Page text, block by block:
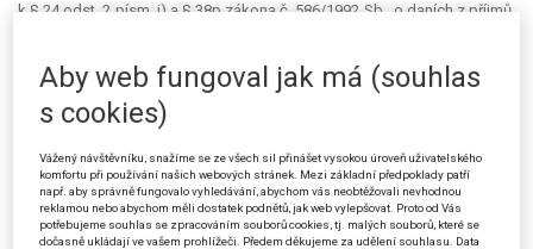
k § 24 odst. 2 písm. i) a § 38p zákona č. 586/1992 Sb., o daních z příjmů,
k § 2 odst. 2 a 9, § 16 odst. 8, § 31 odst. 9 a § 41 odst. 1 a 2 zákona č.
337/1992 Sb., o správě daní a poplatků, ve znění zákonů č. 255/1994
Sb., č. 323/1996 Sb. a č. 29/2000 Sb. *)
I. Oprávněnost tvorby rezervy na opravu hmotného majetku, tj.
její nezbytnost, způsob výpočtu její výše a způsob jejího použití
včetně případného rozlišení na opravy a technické zhodnocení,
prokazuje daňový subjekt.
Aby web fungoval jak má (souhlas
s cookies)
Vážený návštěvníku, snažíme se ze všech sil přinášet vysokou úroveň uživatelského
komfortu při používání našich webových stránek. Mezi základní předpoklady patří
např. aby správně fungovalo vyhledávání, abychom vás neobtěžovali nevhodnou
reklamou nebo abychom měli dostatek podnětů, jak web vylepšovat. Proto od Vás
potřebujeme souhlas se zpracováním souborů cookies, tj. malých souborů, které se
dočasně ukládají ve vašem prohlížeči. Předem děkujeme za udělení souhlasu. Data